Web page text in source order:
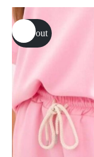
Sold out